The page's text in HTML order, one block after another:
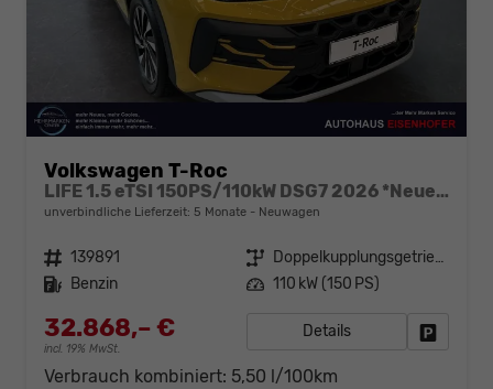
Volkswagen T-Roc
LIFE 1.5 eTSI 150PS/110kW DSG7 2026 *Neues Modell*
unverbindliche Lieferzeit: 5 Monate Neuwagen
Fahrzeugnr. 139891 Getriebe
Doppelkupplungsgetriebe (DSG)
Kraftstoff Benzin Leistung 110 kW (150 PS)
32.868,– €
incl. 19% MwSt.
Details
Verbrauch kombiniert: 5,50 l/100km